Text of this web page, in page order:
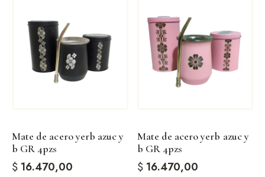
Mate de acero yerb azuc y
b GR 4pzs
$ 16.470,00
Mate de acero yerb azuc y
b GR 4pzs
$16.470,00